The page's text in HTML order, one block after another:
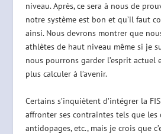
niveau. Après, ce sera à nous de
notre système est bon et qu’il faut
ainsi. Nous devrons montrer que
athlètes de haut niveau même si je
nous pourrons garder l’esprit actuel
plus calculer à l’avenir.
Certains s’inquiètent d’intégrer la
affronter ses contraintes tels que les
antidopages, etc., mais je crois que